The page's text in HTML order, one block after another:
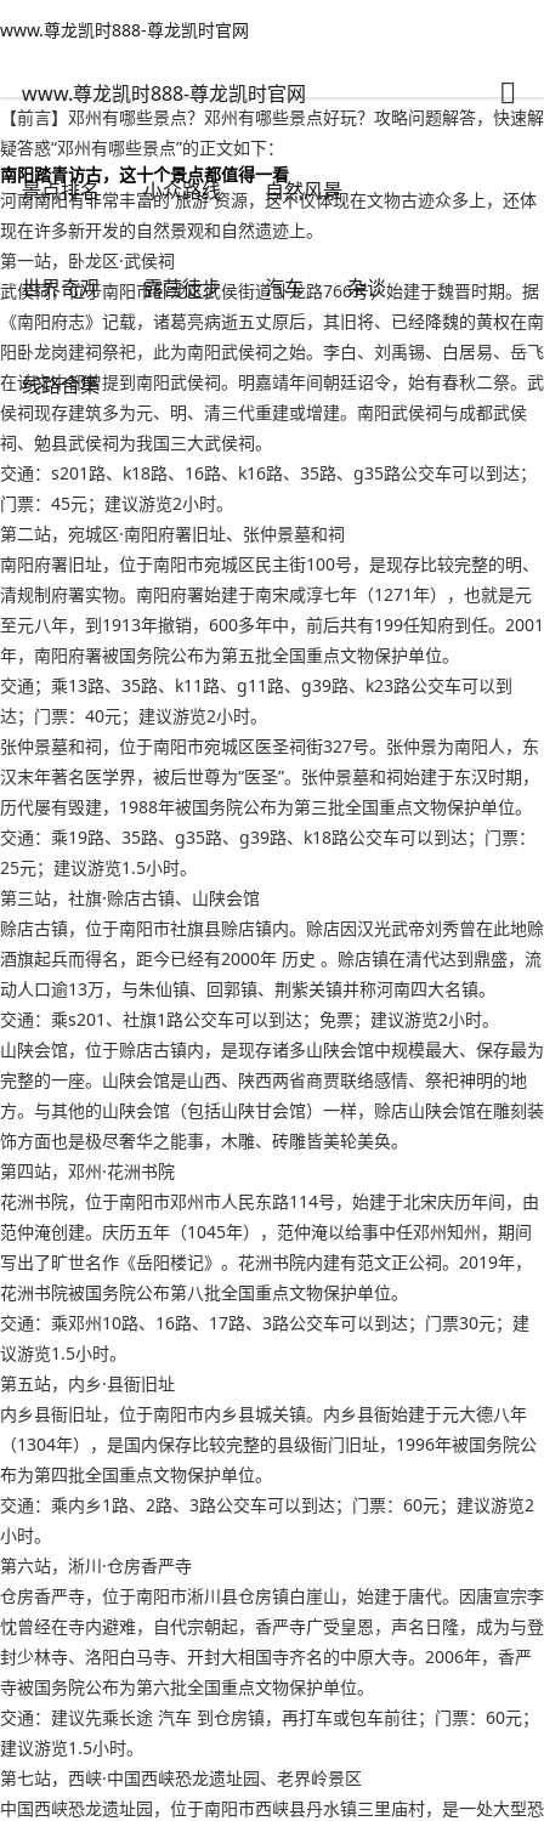
www.尊龙凯时888-尊龙凯时官网
www.尊龙凯时888-尊龙凯时官网
景点排名 小众路线 自然风景
世界奇观 露营徒步 汽车 杂谈
线路合集
www.尊龙凯时888-尊龙凯时官网
邓州有哪些景点？邓州有哪些景点好玩-www.尊龙凯时888
【前言】邓州有哪些景点？邓州有哪些景点好玩？攻略问题解答，快速解
疑答惑“邓州有哪些景点”的正文如下：
南阳踏青访古，这十个景点都值得一看
河南南阳有非常丰富的 旅游 资源，这不仅体现在文物古迹众多上，还体
现在许多新开发的自然景观和自然遗迹上。
第一站，卧龙区·武侯祠
武侯祠，位于南阳市卧龙区武侯街道卧龙路766号，始建于魏晋时期。据
《南阳府志》记载，诸葛亮病逝五丈原后，其旧将、已经降魏的黄权在南
阳卧龙岗建祠祭祀，此为南阳武侯祠之始。李白、刘禹锡、白居易、岳飞
在诗文中都曾提到南阳武侯祠。明嘉靖年间朝廷诏令，始有春秋二祭。武
侯祠现存建筑多为元、明、清三代重建或增建。南阳武侯祠与成都武侯
祠、勉县武侯祠为我国三大武侯祠。
交通：s201路、k18路、16路、k16路、35路、g35路公交车可以到达；
门票：45元；建议游览2小时。
第二站，宛城区·南阳府署旧址、张仲景墓和祠
南阳府署旧址，位于南阳市宛城区民主街100号，是现存比较完整的明、
清规制府署实物。南阳府署始建于南宋咸淳七年（1271年），也就是元
至元八年，到1913年撤销，600多年中，前后共有199任知府到任。2001
年，南阳府署被国务院公布为第五批全国重点文物保护单位。
交通；乘13路、35路、k11路、g11路、g39路、k23路公交车可以到
达；门票：40元；建议游览2小时。
张仲景墓和祠，位于南阳市宛城区医圣祠街327号。张仲景为南阳人，东
汉末年著名医学界，被后世尊为“医圣”。张仲景墓和祠始建于东汉时期，
历代屡有毁建，1988年被国务院公布为第三批全国重点文物保护单位。
交通：乘19路、35路、g35路、g39路、k18路公交车可以到达；门票：
25元；建议游览1.5小时。
第三站，社旗·赊店古镇、山陕会馆
赊店古镇，位于南阳市社旗县赊店镇内。赊店因汉光武帝刘秀曾在此地赊
酒旗起兵而得名，距今已经有2000年 历史 。赊店镇在清代达到鼎盛，流
动人口逾13万，与朱仙镇、回郭镇、荆紫关镇并称河南四大名镇。
交通：乘s201、社旗1路公交车可以到达；免票；建议游览2小时。
山陕会馆，位于赊店古镇内，是现存诸多山陕会馆中规模最大、保存最为
完整的一座。山陕会馆是山西、陕西两省商贾联络感情、祭祀神明的地
方。与其他的山陕会馆（包括山陕甘会馆）一样，赊店山陕会馆在雕刻装
饰方面也是极尽奢华之能事，木雕、砖雕皆美轮美奂。
第四站，邓州·花洲书院
花洲书院，位于南阳市邓州市人民东路114号，始建于北宋庆历年间，由
范仲淹创建。庆历五年（1045年），范仲淹以给事中任邓州知州，期间
写出了旷世名作《岳阳楼记》。花洲书院内建有范文正公祠。2019年，
花洲书院被国务院公布第八批全国重点文物保护单位。
交通：乘邓州10路、16路、17路、3路公交车可以到达；门票30元；建
议游览1.5小时。
第五站，内乡·县衙旧址
内乡县衙旧址，位于南阳市内乡县城关镇。内乡县衙始建于元大德八年
（1304年），是国内保存比较完整的县级衙门旧址，1996年被国务院公
布为第四批全国重点文物保护单位。
交通：乘内乡1路、2路、3路公交车可以到达；门票：60元；建议游览2
小时。
第六站，淅川·仓房香严寺
仓房香严寺，位于南阳市淅川县仓房镇白崖山，始建于唐代。因唐宣宗李
忱曾经在寺内避难，自代宗朝起，香严寺广受皇恩，声名日隆，成为与登
封少林寺、洛阳白马寺、开封大相国寺齐名的中原大寺。2006年，香严
寺被国务院公布为第六批全国重点文物保护单位。
交通：建议先乘长途 汽车 到仓房镇，再打车或包车前往；门票：60元；
建议游览1.5小时。
第七站，西峡·中国西峡恐龙遗址园、老界岭景区
中国西峡恐龙遗址园，位于南阳市西峡县丹水镇三里庙村，是一处大型恐